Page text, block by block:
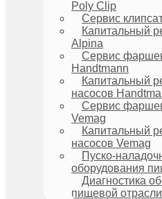
Poly Clip
Сервис
Капитальный
Alpina
Сервис
Handtmann
Капитальный
насосов
Сервис
Vemag
Капитальный
насосов Vemag
Пуско-
оборудования
Диагностика
пищевой отрасли